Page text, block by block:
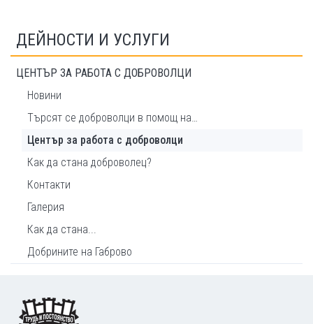
ДЕЙНОСТИ И УСЛУГИ
ЦЕНТЪР ЗА РАБОТА С ДОБРОВОЛЦИ
Новини
Търсят се доброволци в помощ на…
Център за работа с доброволци
Как да стана доброволец?
Контакти
Галерия
Как да стана...
Добрините на Габрово
Footer